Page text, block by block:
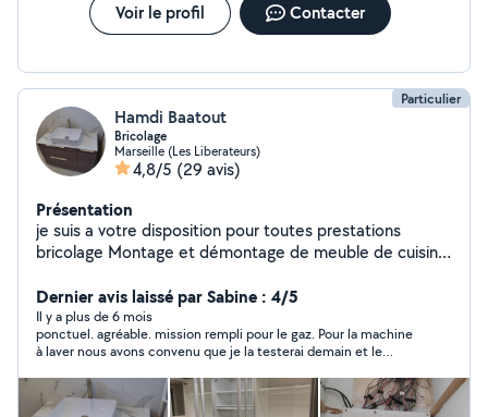
Voir le profil Contacter
Particulier
Hamdi Baatout
Bricolage
Marseille (Les Liberateurs)
4,8/5 (29 avis)
Présentation
je suis a votre disposition pour toutes prestations
bricolage Montage et démontage de meuble de cuisine
réparation Installation d'eau froid et chaud et
évacuation Montage de tringle ، lustre, ventilateur ,
lampe .... Menuiserie générale Peindre et enduit
Réparation électroménager a domicile Jardinage
Nettoyage maison , garage .... Aide déménagement ....
je suis disponible sur tous Marseille
Dernier avis laissé par Sabine : 4/5
Il y a plus de 6 mois
ponctuel. agréable. mission rempli pour le gaz. Pour la machine
à laver nous avons convenu que je la testerai demain et le